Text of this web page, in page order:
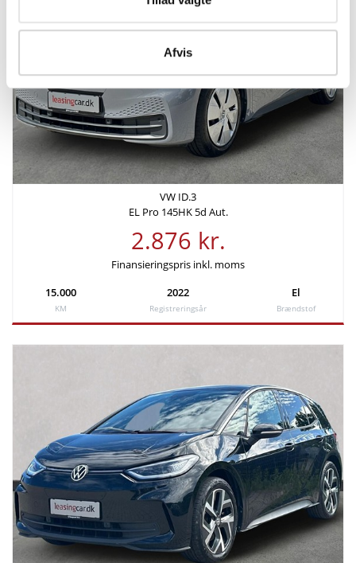
Afvis
Antal sæder Bredde
Højde
1,55 m
Længde
4,26 m
Tilkoblingsvægt med bremser
0 kg
Tilkoblingsvægt uden
bremser
-
Økonomi
Leveringsomkostninger (inkl.)
4.680 kr.
Finansiering
Ydelse pr. md.
3.119 kr
Udbetaling
35.980 kr
VW ID.3
EL Pro 145HK 5d Aut.
2.876 kr.
Finansieringspris inkl. moms
15.000
KM
2022
Registreringsår
El
Brændstof